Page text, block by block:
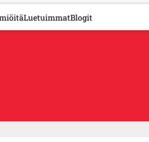
LuetuimmatBlogit